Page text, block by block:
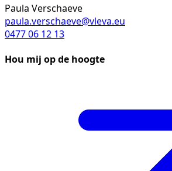
Paula Verschaeve
paula.verschaeve@vleva.eu
0477 06 12 13
Hou mij op de hoogte